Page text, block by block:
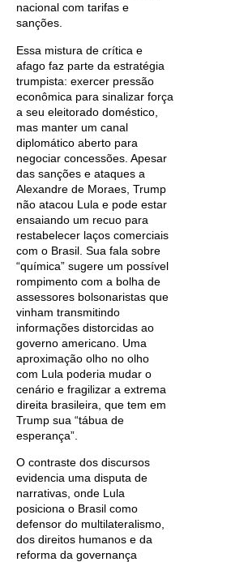
nacional com tarifas e
sanções.
Essa mistura de crítica e
afago faz parte da estratégia
trumpista: exercer pressão
econômica para sinalizar força
a seu eleitorado doméstico,
mas manter um canal
diplomático aberto para
negociar concessões. Apesar
das sanções e ataques a
Alexandre de Moraes, Trump
não atacou Lula e pode estar
ensaiando um recuo para
restabelecer laços comerciais
com o Brasil. Sua fala sobre
“química” sugere um possível
rompimento com a bolha de
assessores bolsonaristas que
vinham transmitindo
informações distorcidas ao
governo americano. Uma
aproximação olho no olho
com Lula poderia mudar o
cenário e fragilizar a extrema
direita brasileira, que tem em
Trump sua “tábua de
esperança”.
O contraste dos discursos
evidencia uma disputa de
narrativas, onde Lula
posiciona o Brasil como
defensor do multilateralismo,
dos direitos humanos e da
reforma da governança